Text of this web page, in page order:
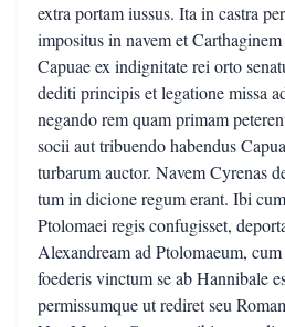
extra portam iussus. Ita in castra
impositus in navem et
Capuae ex indignitate rei orto
dediti principis et legatione missa
negando rem quam primam
socii aut tribuendo habendus
turbarum auctor. Navem Cyrenas
tum in dicione regum erant. Ibi
Ptolomaei regis confugisset,
Alexandream ad Ptolomaeum,
foederis vinctum se ab Hannibale
permissumque ut rediret seu